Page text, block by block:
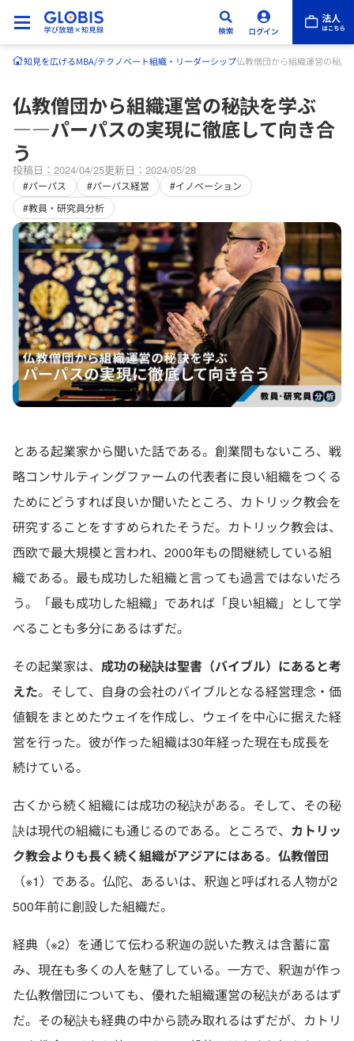
知見を広げるMBA/テクノベート組織・リーダーシップ仏教僧団から組織運営の秘
仏教僧団から組織運営の秘訣を学ぶ
――パーパスの実現に徹底して向き合
う
投稿日：2024/04/25更新日：2024/05/28
#パーパス #パーパス経営
#イノベーション
#教員・研究員分析
とある起業家から聞いた話である。創業間もないころ、戦
略コンサルティングファームの代表者に良い組織をつくる
ためにどうすれば良いか聞いたところ、カトリック教会を
研究することをすすめられたそうだ。カトリック教会は、
西欧で最大規模と言われ、2000年もの間継続している組
織である。最も成功した組織と言っても過言ではないだろ
う。「最も成功した組織」であれば「良い組織」として学
べることも多分にあるはずだ。
その起業家は、 成功の秘訣は聖書（バイブル）にあると考
えた。そして、自身の会社のバイブルとなる経営理念・価
値観をまとめたウェイを作成し、ウェイを中心に据えた経
営を行った。彼が作った組織は30年経った現在も成長を
続けている。
古くから続く組織には成功の秘訣がある。そして、その秘
訣は現代の組織にも通じるのである。ところで、 カトリッ
ク教会よりも長く続く組織がアジアにはある。 仏教僧団
（※1）である。仏陀、あるいは、釈迦と呼ばれる人物が2
500年前に創設した組織だ。
経典（※2）を通じて伝わる釈迦の説いた教えは含蓄に富
み、現在も多くの人を魅了している。一方で、釈迦が作っ
た仏教僧団についても、優れた組織運営の秘訣があるはず
だ。その秘訣も経典の中から読み取れるはずだが、カトリ